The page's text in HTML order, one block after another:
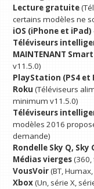
Lecture gratuite
certains modèles ne
iOS (iPhone et iPad)
Téléviseurs
MAINTENANT
v11.5.0)
PlayStation (PS4 et
Roku (Téléviseurs
minimum v11.5.0)
Téléviseurs
modèles 2016
demande)
Rondelle Sky Q,
Médias vierges(360,
VousVoir(BT,
Xbox(Un, série X,